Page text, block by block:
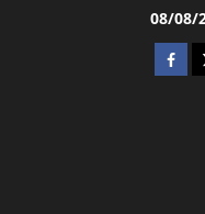
08/08/